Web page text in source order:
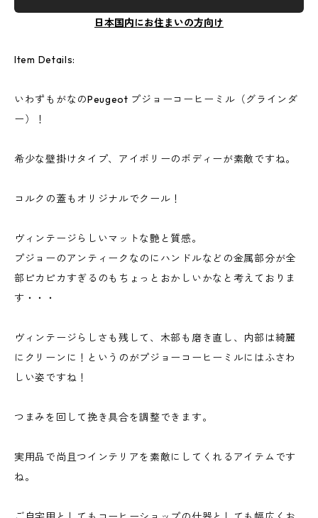
日本国内にお住まいの方向け
Item Details:
いわずもがなのPeugeot プジョーコーヒーミル（グラインダ
ー）！
希少な壁掛けタイプ、アイボリーのボディーが素敵ですね。
コルクの蓋もオリジナルでクール！
ヴィンテージらしいマットな艶と質感。
プジョーのアンティークなのにハンドルなどの金属部分が全
部ピカピカすぎるのもちょっとおかしいかなと考えておりま
す・・・
ヴィンテージらしさも残して、木部も磨き直し、内部は綺麗
にクリーンに！というのがプジョーコーヒーミルにはふさわ
しい姿ですね！
つまみを回して挽き具合を調整できます。
実用品で尚且つインテリアを素敵にしてくれるアイテムです
ね。